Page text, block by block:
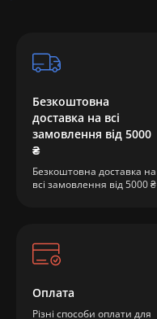
Безкоштовна
доставка на всі
замовлення від 5000
₴
Безкоштовна доставка на
всі замовлення від 5000 ₴
Оплата
Різні способи оплати для